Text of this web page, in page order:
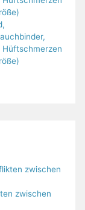
Hüftschmerzen
zwischen